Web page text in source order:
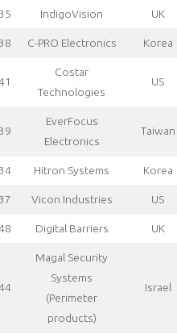
35 IndigoVision UK
38 C-PRO Electronics Korea
Costar
Technologies
US
39
EverFocus
Electronics
Taiwan
34 Hitron Systems Korea
37 Vicon Industries US
Digital Barriers UK
Magal Security
Systems
(Perimeter
products)
Israel